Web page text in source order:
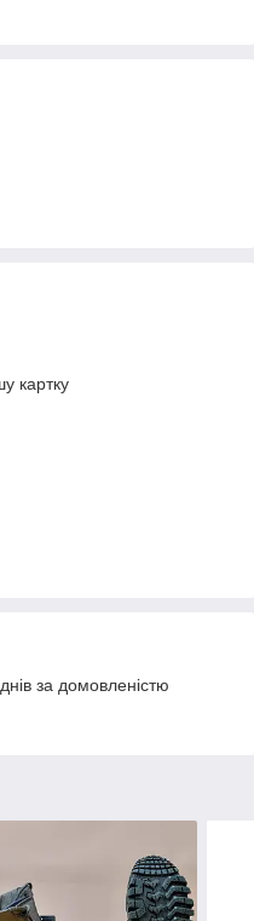
картку
за домовленістю